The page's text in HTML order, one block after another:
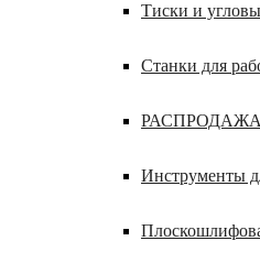
Тиски и
Станки для
РАСПРОДАЖА
Инструменты